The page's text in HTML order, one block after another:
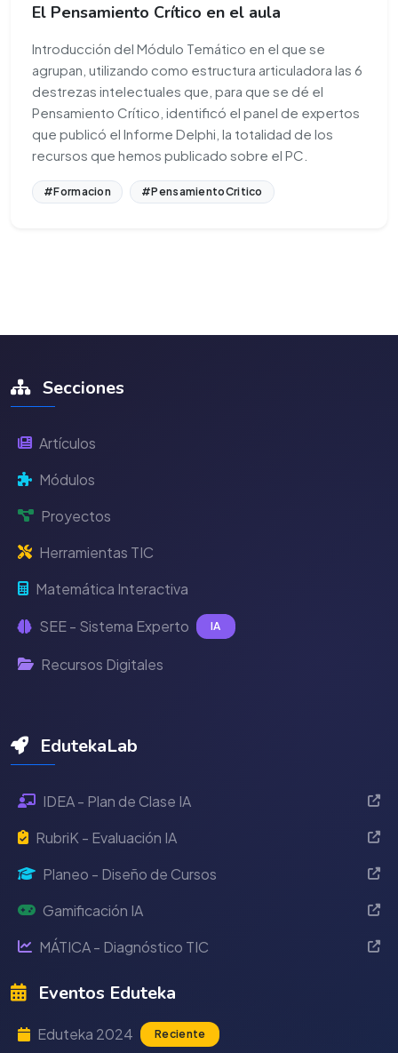
El Pensamiento Crítico en el aula
Introducción del Módulo Temático en el que se
agrupan, utilizando como estructura articuladora las 6
destrezas intelectuales que, para que se dé el
Pensamiento Crítico, identificó el panel de expertos
que publicó el Informe Delphi, la totalidad de los
recursos que hemos publicado sobre el PC.
#Formacion #PensamientoCritico
Secciones
Artículos
Módulos
Proyectos
Herramientas TIC
Matemática Interactiva
SEE - Sistema Experto IA
Recursos Digitales
EdutekaLab
IDEA - Plan de Clase IA
RubriK - Evaluación IA
Planeo - Diseño de Cursos
Gamificación IA
MÁTICA - Diagnóstico TIC
Eventos Eduteka
Eduteka 2024 Reciente